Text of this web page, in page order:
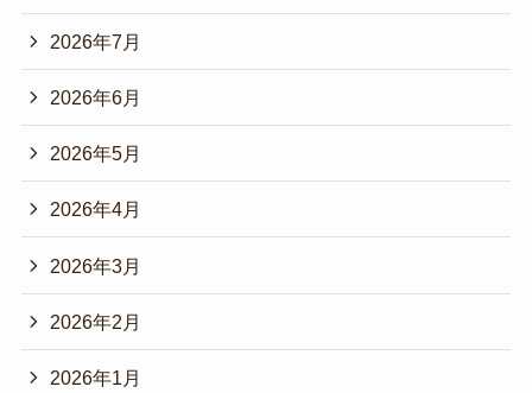
2026年7月
2026年6月
2026年5月
2026年4月
2026年3月
2026年2月
2026年1月